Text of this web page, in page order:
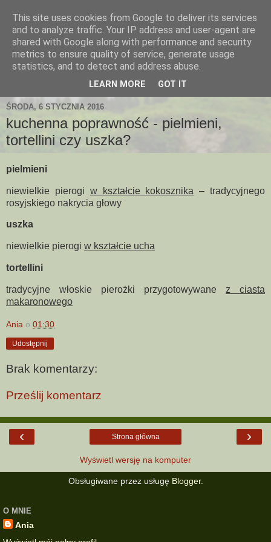
ŚRODA, 6 STYCZNIA 2016
kuchenna poprawność - pielmieni,
tortellini czy uszka?
pielmieni
niewielkie pierogi w kształcie kokosznika – tradycyjnego
rosyjskiego nakrycia głowy
uszka
niewielkie pierogi w kształcie ucha
tortellini
tradycyjne włoskie pierożki przygotowywane z ciasta
makaronowego
Ania o 01:30
Udostępnij
Brak komentarzy:
Prześlij komentarz
‹ ›
Strona główna
Wyświetl wersję na komputer
Obsługiwane przez usługę Blogger.
O MNIE
Ania
This site uses cookies from Google to deliver its services
and to analyze traffic. Your IP address and user-agent are
shared with Google along with performance and security
metrics to ensure quality of service, generate usage
statistics, and to detect and address abuse.
LEARN MORE GOT IT